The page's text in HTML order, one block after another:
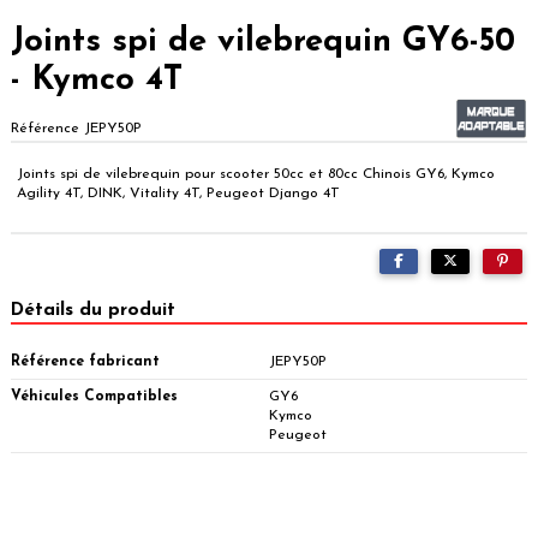
Joints spi de vilebrequin GY6-50
- Kymco 4T
Référence JEPY50P
Joints spi de vilebrequin pour scooter 50cc et 80cc Chinois GY6, Kymco
Agility 4T, DINK, Vitality 4T, Peugeot Django 4T
Détails du produit
Référence fabricant JEPY50P
Véhicules Compatibles
GY6
Kymco
Peugeot